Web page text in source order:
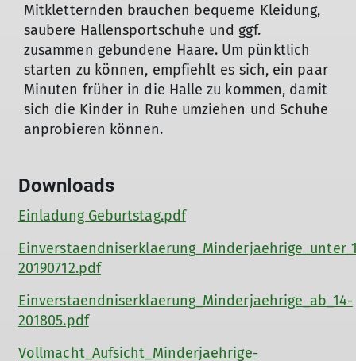
Mitkletternden brauchen bequeme Kleidung,
saubere Hallensportschuhe und ggf.
zusammen gebundene Haare. Um pünktlich
starten zu können, empfiehlt es sich, ein paar
Minuten früher in die Halle zu kommen, damit
sich die Kinder in Ruhe umziehen und Schuhe
anprobieren können.
Downloads
Einladung Geburtstag.pdf
20190712.pdf
Einverstaendniserklaerung_Minderjaehrige_ab_14-
201805.pdf
Vollmacht_Aufsicht_Minderjaehrige-